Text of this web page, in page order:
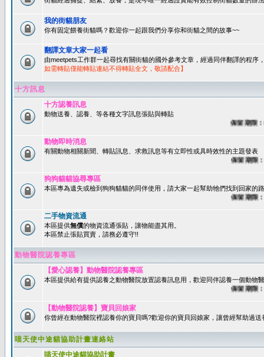
我的街貓朋友
你有固定餵養街貓嗎？歡迎你一起跟我們分享你和街貓之間的故事~~
翻譯文章大家一起看
由meetpets工作群一起尋找有關街貓的國外參考文章，經過同伴翻譯的程序
如需轉貼僅能轉貼連結不得轉貼全文，敬請配合】
十方訊息
十方認養訊息
動物送養、認養、等各種文字訊息張貼與轉貼
保留期限：60
動物即時消息
有關動物相關新聞、轉貼訊息、求救訊息等有立即性或具時效性的主題發表
保留期限：45
狗狗貓貓協尋專區
本區專為遺失或檢到狗狗貓貓的同伴使用，請大家一起幫助牠們找到回家的
保留期限：60
二手物資流通
本區提供無償的物資流通張貼，讓物能盡其用。
本區禁止張貼買賣，請務必遵守!!
動物醫院認養專區
【愛心認養】動物醫院認養專區
本區提供給有提供認養之動物醫院放置認養訊息用，歡迎同伴認養一個動物
保留期限：60
【動物醫院認養】寶貝回娘家
你曾經在動物醫院裡認養你的寶貝嗎?歡迎你的寶貝回娘家，讓曾經幫助過
喵天使中途貓協助計畫連絡站
喵天使中途貓協助計畫